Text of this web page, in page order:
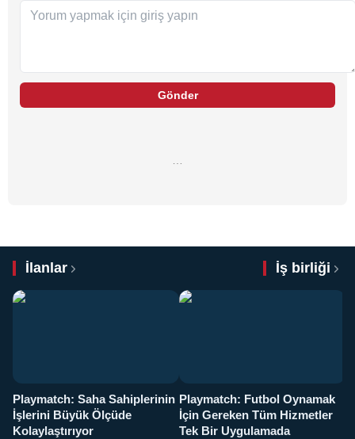
Gönder
İlanlar İş birliği
Playmatch: Saha Sahiplerinin
İşlerini Büyük Ölçüde
Kolaylaştırıyor
Playmatch: Futbol Oynamak
İçin Gereken Tüm Hizmetler
Tek Bir Uygulamada